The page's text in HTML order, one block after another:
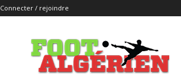
Connecter / rejoindre
FOOTALGERIEN